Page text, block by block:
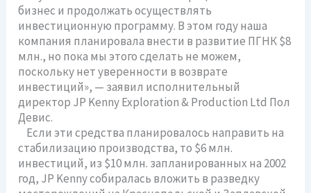
бизнес и продолжать осуществлять
инвестиционную программу. В этом году наша
компания планировала внести в развитие ПГНК $8
млн., но пока мы этого сделать не можем,
поскольку нет уверенности в возврате
инвестиций», — заявил исполнительный
директор JP Kenny Exploration & Production Ltd Пол
Девис.
Если эти средства планировалось направить на
стабилизацию производства, то $6 млн.
инвестиций, из $10 млн. запланированных на 2002
год, JP Kenny собиралась вложить в разведку